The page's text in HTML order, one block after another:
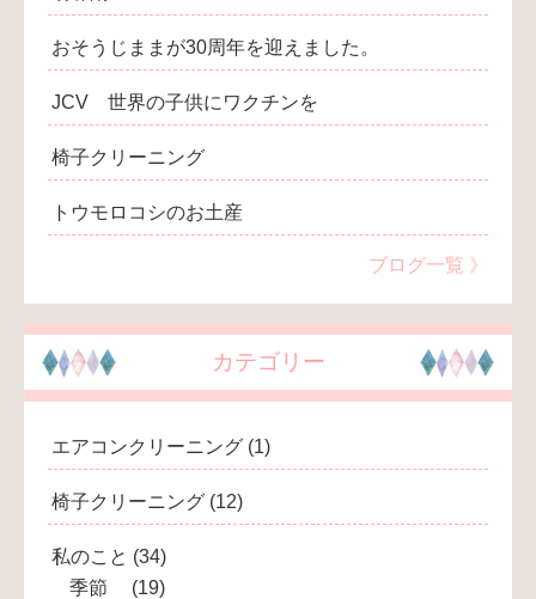
おそうじままが30周年を迎えました。
JCV 世界の子供にワクチンを
椅子クリーニング
トウモロコシのお土産
ブログ一覧 》
カテゴリー
エアコンクリーニング (1)
椅子クリーニング (12)
私のこと (34)
季節
(19)